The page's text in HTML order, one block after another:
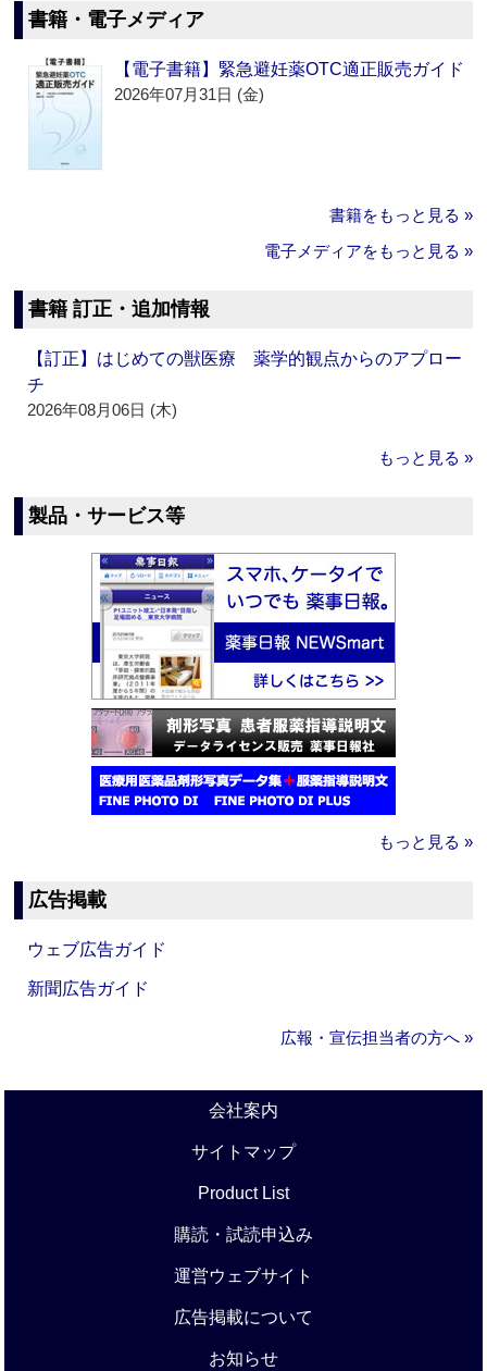
書籍・電子メディア
【電子書籍】緊急避妊薬OTC適正販売ガイド
2026年07月31日 (金)
書籍をもっと見る »
電子メディアをもっと見る »
書籍 訂正・追加情報
【訂正】はじめての獣医療 薬学的観点からのアプロー
チ
2026年08月06日 (木)
もっと見る »
製品・サービス等
もっと見る »
広告掲載
ウェブ広告ガイド
新聞広告ガイド
広報・宣伝担当者の方へ »
会社案内
サイトマップ
Product List
購読・試読申込み
運営ウェブサイト
広告掲載について
お知らせ